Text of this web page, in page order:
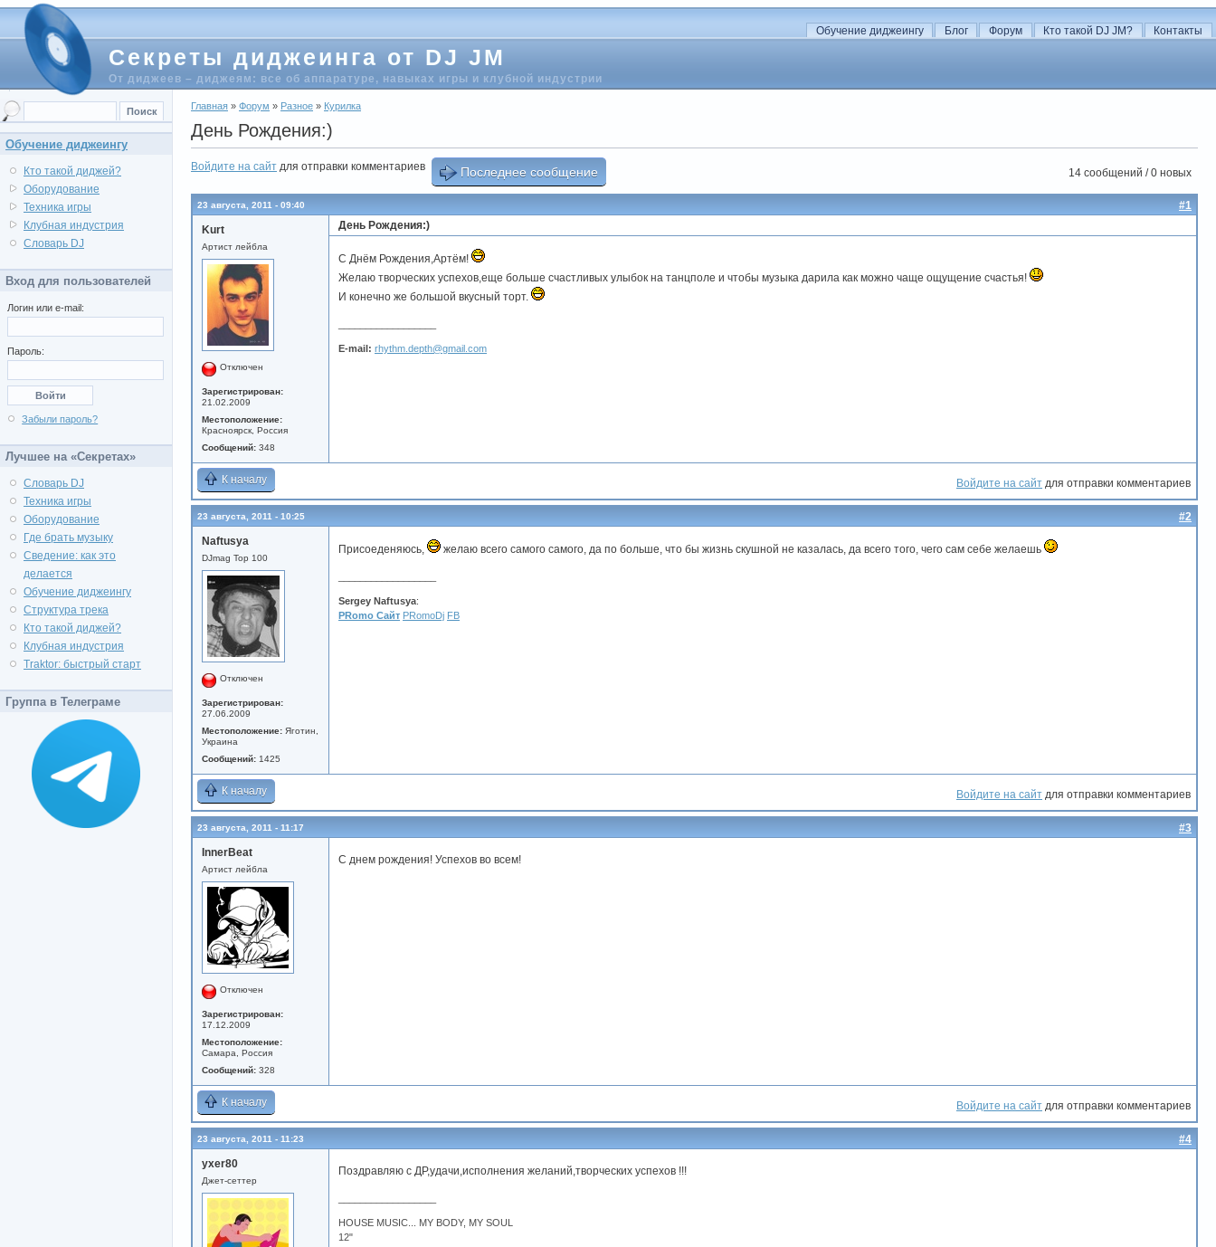
Секреты диджеинга от DJ JM
От диджеев – диджеям: все об аппаратуре, навыках игры и клубной индустрии
Обучение диджеингу Блог Форум Кто такой DJ JM? Контакты
Главная » Форум » Разное » Курилка
День Рождения:)
14 сообщений / 0 новых
Войдите на сайт для отправки комментариев Последнее сообщение
23 августа, 2011 - 09:40
#1
Kurt
Артист лейбла
Отключен
Зарегистрирован:
21.02.2009
Местоположение:
Красноярск, Россия
Сообщений: 348
День Рождения:)
С Днём Рождения,Артём!
Желаю творческих успехов,еще больше счастливых улыбок на танцполе и чтобы музыка дарила как можно чаще ощущение счастья!
И конечно же большой вкусный торт.
E-mail: rhythm.depth@gmail.com
К началу Войдите на сайт для отправки комментариев
23 августа, 2011 - 10:25
#2
Naftusya
DJmag Top 100
Отключен
Зарегистрирован:
27.06.2009
Местоположение: Яготин,
Украина
Сообщений: 1425
Присоеденяюсь, желаю всего самого самого, да по больше, что бы жизнь скушной не казалась, да всего того, чего сам себе желаешь
Sergey Naftusya:
PRomo Сайт PRomoDj FB
К началу Войдите на сайт для отправки комментариев
23 августа, 2011 - 11:17
#3
InnerBeat
Артист лейбла
Отключен
Зарегистрирован:
17.12.2009
Местоположение:
Самара, Россия
Сообщений: 328
С днем рождения! Успехов во всем!
К началу Войдите на сайт для отправки комментариев
23 августа, 2011 - 11:23
#4
yxer80
Джет-сеттер
Поздравляю с ДР,удачи,исполнения желаний,творческих успехов !!!
HOUSE MUSIC... MY BODY, MY SOUL
12"
Обучение диджеингу
Кто такой диджей?
Оборудование
Техника игры
Клубная индустрия
Словарь DJ
Вход для пользователей
Логин или e-mail:
Пароль:
Забыли пароль?
Лучшее на «Секретах»
Словарь DJ
Техника игры
Оборудование
Где брать музыку
Сведение: как это
делается
Обучение диджеингу
Структура трека
Кто такой диджей?
Клубная индустрия
Traktor: быстрый старт
Группа в Телеграме